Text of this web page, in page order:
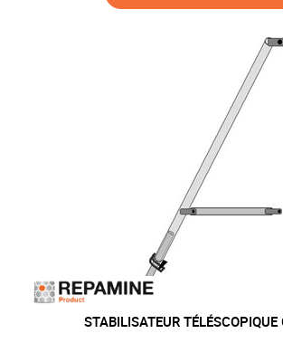
STABILISATEUR TÉLÉSCOPIQUE